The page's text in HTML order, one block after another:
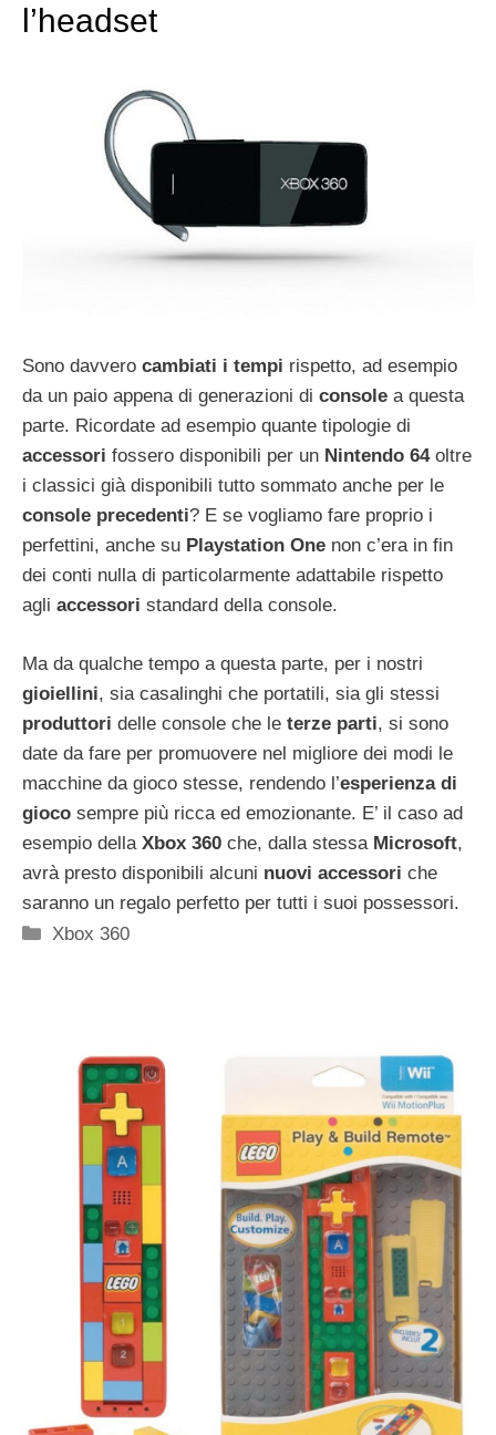
l’headset
Sono davvero cambiati i tempi rispetto, ad esempio
da un paio appena di generazioni di console a questa
parte. Ricordate ad esempio quante tipologie di
accessori fossero disponibili per un Nintendo 64 oltre
i classici già disponibili tutto sommato anche per le
console precedenti? E se vogliamo fare proprio i
perfettini, anche su Playstation One non c’era in fin
dei conti nulla di particolarmente adattabile rispetto
agli accessori standard della console.
Ma da qualche tempo a questa parte, per i nostri
gioiellini, sia casalinghi che portatili, sia gli stessi
produttori delle console che le terze parti, si sono
date da fare per promuovere nel migliore dei modi le
macchine da gioco stesse, rendendo l’esperienza di
gioco sempre più ricca ed emozionante. E’ il caso ad
esempio della Xbox 360 che, dalla stessa Microsoft,
avrà presto disponibili alcuni nuovi accessori che
saranno un regalo perfetto per tutti i suoi possessori.
Categorie
Xbox 360